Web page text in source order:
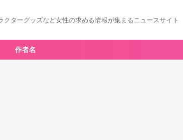
クターグッズなど女性の求める情報が集まるニュースサイト
作者名